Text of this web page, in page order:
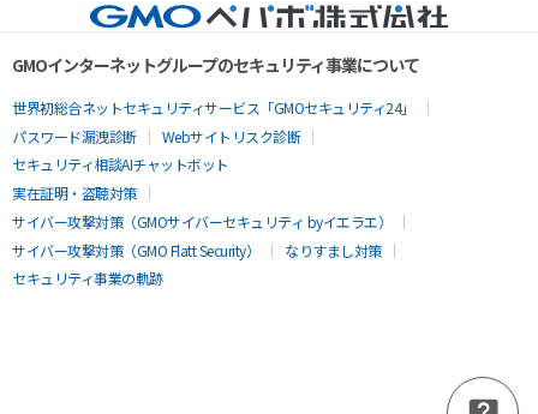
GMOインターネットグループのセキュリティ事業について
世界初総合ネットセキュリティサービス「GMOセキュリティ24」
パスワード漏洩診断
Webサイトリスク診断
セキュリティ相談AIチャットボット
実在証明・盗聴対策
サイバー攻撃対策（GMOサイバーセキュリティ byイエラエ）
サイバー攻撃対策（GMO Flatt Security）
なりすまし対策
セキュリティ事業の軌跡